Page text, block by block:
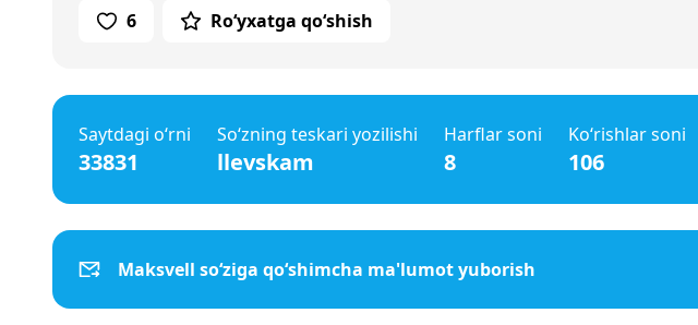
6 Ro‘yxatga qo‘shish
Saytdagi o‘rni
33831
So‘zning teskari yozilishi
llevskam
Harflar soni
8
Ko‘rishlar soni
106
Maksvell so‘ziga qo‘shimcha ma'lumot yuborish